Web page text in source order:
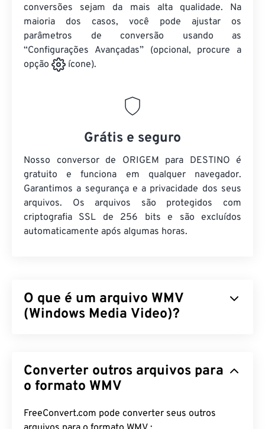
conversões sejam da mais alta qualidade. Na
maioria dos casos, você pode ajustar os
parâmetros de conversão usando as
“Configurações Avançadas” (opcional, procure a
opção
ícone).
Grátis e seguro
Nosso conversor de ORIGEM para DESTINO é
gratuito e funciona em qualquer navegador.
Garantimos a segurança e a privacidade dos seus
arquivos. Os arquivos são protegidos com
criptografia SSL de 256 bits e são excluídos
automaticamente após algumas horas.
O que é um arquivo WMV
(Windows Media Video)?
compacta o tamanho do arquivo com umcodec
resultando em um arquivo fácil de gerenciar que
contêiner digital, chamado Advanced Systems
Converter outros arquivos para
o formato WMV
FreeConvert.com pode converter seus outros